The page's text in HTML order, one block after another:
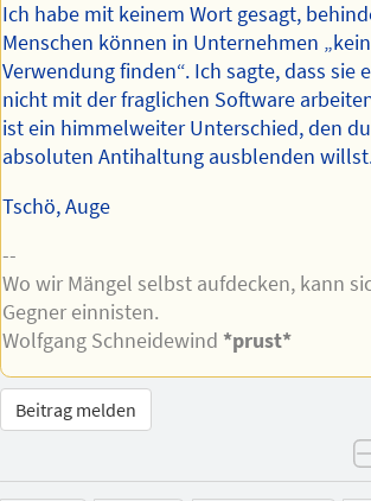
Ich habe mit keinem Wort gesagt,
Menschen können in Unternehmen
Verwendung finden“. Ich sagte, dass sie
nicht mit der fraglichen Software
ist ein himmelweiter Unterschied, den
absoluten Antihaltung ausblenden
Tschö, Auge
--
Wo wir Mängel selbst aufdecken, kann
Gegner einnisten.
Wolfgang Schneidewind *prust*
Beitrag melden